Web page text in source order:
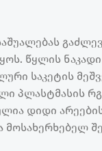
წყლის
საკეტის
პლასტმასის
დიდი